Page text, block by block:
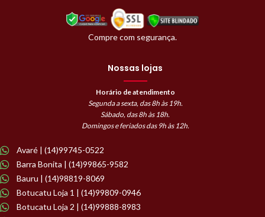
Compre com segurança.
Nossas lojas
Horário de atendimento
Segunda a sexta, das 8h às 19h.
Sábado, das 8h às 18h.
Domingos e feriados das 9h às 12h.
Avaré | (14)99745-0522
Barra Bonita | (14)99865-9582
Bauru | (14)98819-8069
Botucatu Loja 1 | (14)99809-0946
Botucatu Loja 2 | (14)99888-8983